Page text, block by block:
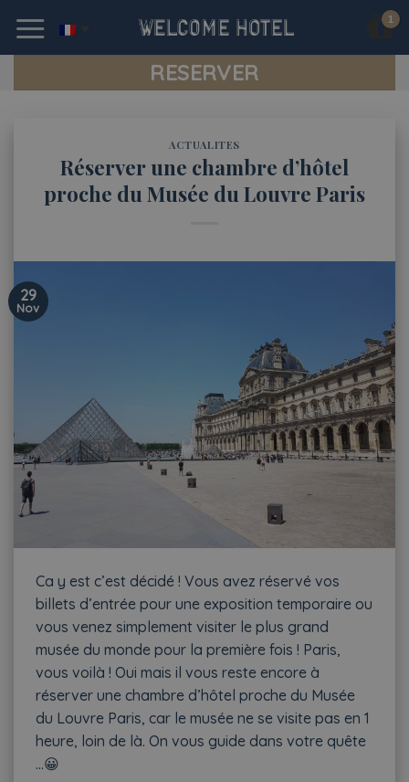
content
RESERVER
ACTUALITES
Réserver une chambre d’hôtel
proche du Musée du Louvre Paris
29
Nov
Ca y est c’est décidé ! Vous avez réservé vos
billets d’entrée pour une exposition temporaire ou
vous venez simplement visiter le plus grand
musée du monde pour la première fois ! Paris,
vous voilà ! Oui mais il vous reste encore à
réserver une chambre d’hôtel proche du Musée
du Louvre Paris, car le musée ne se visite pas en 1
heure, loin de là. On vous guide dans votre quête
…😀